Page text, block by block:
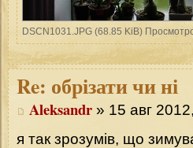
DSCN1031.JPG (68.85 KiB)
Re: обрізати чи ні
Aleksandr » 15 авг
я так зрозумів, що